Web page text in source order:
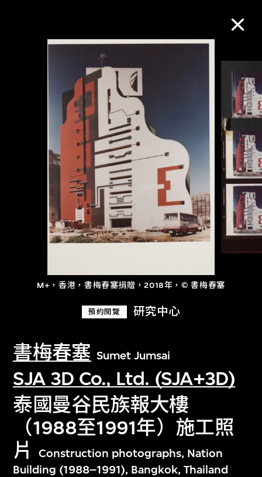
M+，香港，書梅春塞捐贈，2018年，© 書梅春塞
預約閱覽 研究中心
書梅春塞 Sumet Jumsai
SJA 3D Co., Ltd. (SJA+3D)
泰國曼谷民族報大樓
（1988至1991年）施工照
片
Construction photographs, Nation
Building (1988–1991), Bangkok, Thailand
M+藏品
進一步篩選 搜索
關於M+藏品
探索世界頂級的二十及二十一世紀視覺
文化藏品。